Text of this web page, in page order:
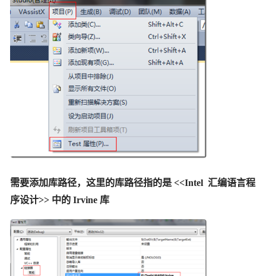
需要添加库路径，这里的库路径指的是 <<Intel 汇编语言程
序设计>> 中的 Irvine 库